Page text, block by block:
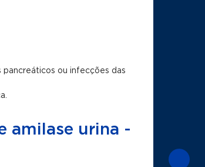
ou infecções das
amilase urina -